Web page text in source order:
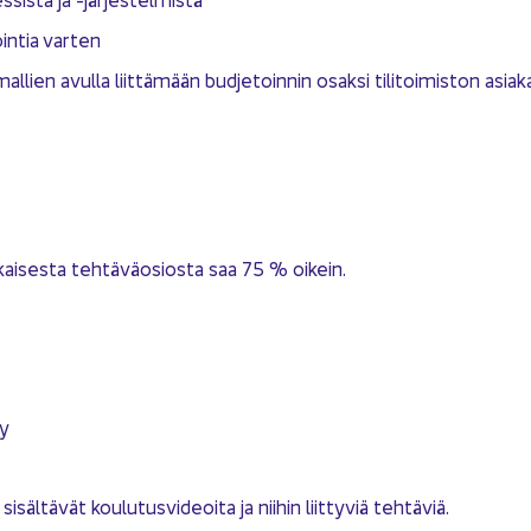
var­ten
avul­la liit­tä­mään bud­je­toin­nin osak­si ti­li­toi­mis­ton
teh­tä­vä­osios­ta saa 75 % oi­kein.
kou­lu­tus­vi­deoi­ta ja nii­hin liit­ty­viä teh­tä­viä.